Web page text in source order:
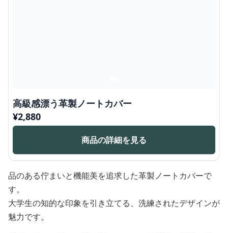
高級感漂う革製ノートカバー
¥2,880
商品の詳細を見る
品のある佇まいと機能美を追求した革製ノートカバーで
す。
大学生の知的な印象を引き立てる、洗練されたデザインが
魅力です。